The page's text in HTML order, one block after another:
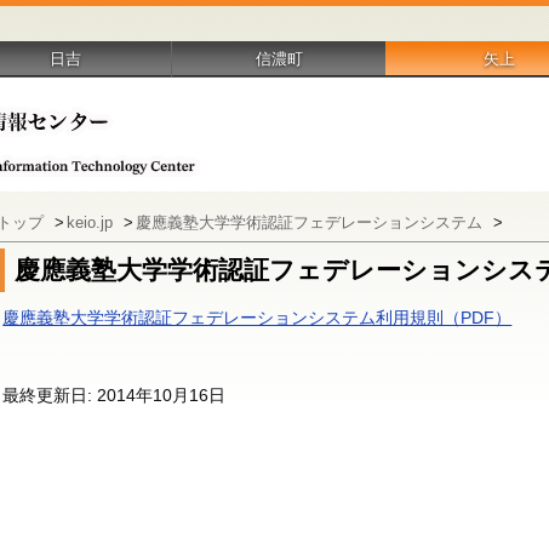
トップ > keio.jp > 慶應義塾大学学術認証フェデレーションシステム >
慶應義塾大学学術認証フェデレーションシス
慶應義塾大学学術認証フェデレーションシステム利用規則（PDF）
最終更新日: 2014年10月16日
日吉 信濃町 矢上